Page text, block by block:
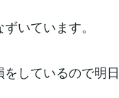
いています。
しているので明